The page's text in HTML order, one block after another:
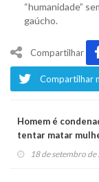
“humanidade”
gaúcho.
Compartilhar
Compartilhar
Homem é
tentar matar
bairro Imigração
18 de setembro